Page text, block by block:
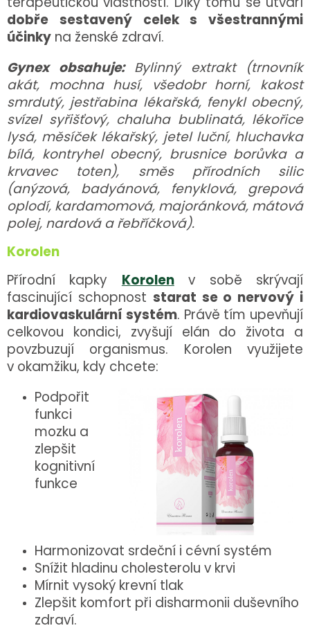
dobře sestavený celek s všestrannými
účinky na ženské zdraví.
Gynex obsahuje:Bylinný extrakt (trnovník
akát, mochna husí, všedobr horní, kakost
smrdutý, jestřabina lékařská, fenykl obecný,
svízel syřišťový, chaluha bublinatá, lékořice
lysá, měsíček lékařský, jetel luční, hluchavka
bílá, kontryhel obecný, brusnice borůvka a
krvavec toten), směs přírodních silic
(anýzová, badyánová, fenyklová, grepová
oplodí, kardamomová, majoránková, mátová
polej, nardová a řebříčková).
Korolen
Přírodní kapky Korolenv sobě skrývají
fascinující schopnost starat se o nervový i
kardiovaskulární systém. Právě tím upevňují
celkovou kondici, zvyšují elán do života a
povzbuzují organismus. Korolen využijete
v okamžiku, kdy chcete:
Podpořit
funkci
mozku a
zlepšit
kognitivní
funkce
Harmonizovat srdeční i cévní systém
Snížit hladinu cholesterolu v krvi
Mírnit vysoký krevní tlak
Zlepšit komfort při disharmonii duševního
zdraví.